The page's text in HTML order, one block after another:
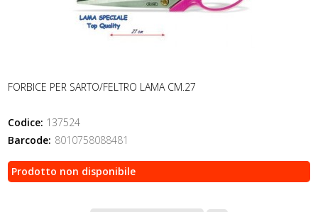
FORBICE PER SARTO/FELTRO LAMA CM.27
Codice: 137524
Barcode: 8010758088481
Prodotto non disponibile